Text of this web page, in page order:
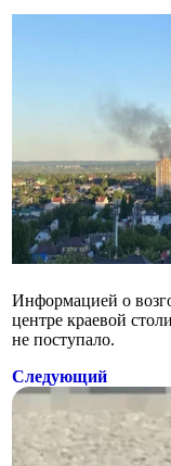
Информацией о
центре краевой
не поступало.
Следующий